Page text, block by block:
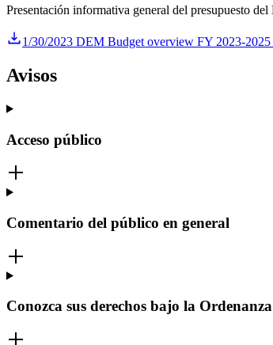
Presentación informativa general del presupuesto
1/30/2023 DEM Budget overview FY 2023-2025
Avisos
Acceso público
Comentario del público en general
Conozca sus derechos bajo la